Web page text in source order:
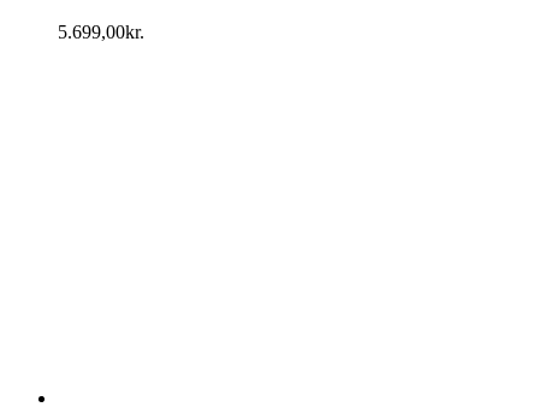
5.699,00kr.